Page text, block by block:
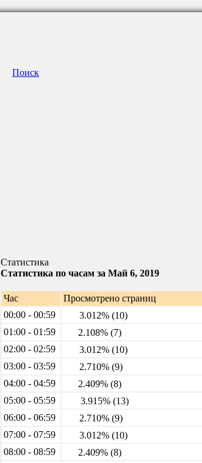
Поиск
Статистика
Статистика по часам за Май 6, 2019
Час
Просмотрено страниц
00:00 - 00:59
3.012% (10)
01:00 - 01:59
2.108% (7)
02:00 - 02:59
3.012% (10)
03:00 - 03:59
2.710% (9)
04:00 - 04:59
2.409% (8)
05:00 - 05:59
3.915% (13)
06:00 - 06:59
2.710% (9)
07:00 - 07:59
3.012% (10)
08:00 - 08:59
2.409% (8)